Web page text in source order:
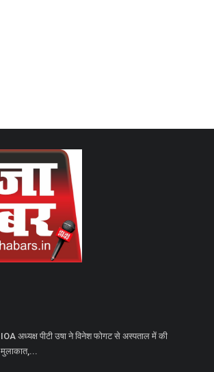
IOA अध्यक्ष पीटी उषा ने विनेश फोगट से अस्पताल में की
मुलाकात,...